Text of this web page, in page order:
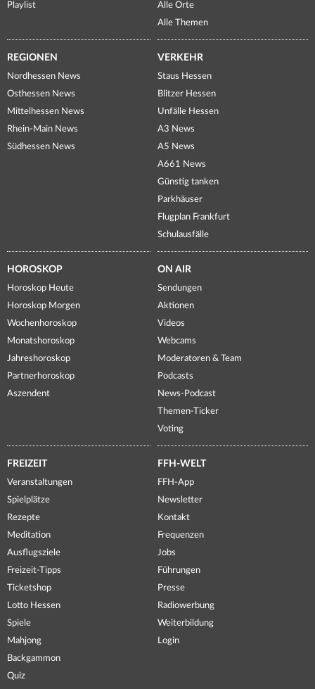
Playlist
Alle Orte
Alle Themen
REGIONEN
Nordhessen News
Osthessen News
Mittelhessen News
Rhein-Main News
Südhessen News
VERKEHR
Staus Hessen
Blitzer Hessen
Unfälle Hessen
A3 News
A5 News
A661 News
Günstig tanken
Parkhäuser
Flugplan Frankfurt
Schulausfälle
HOROSKOP
Horoskop Heute
Horoskop Morgen
Wochenhoroskop
Monatshoroskop
Jahreshoroskop
Partnerhoroskop
Aszendent
ON AIR
Sendungen
Aktionen
Videos
Webcams
Moderatoren & Team
Podcasts
News-Podcast
Themen-Ticker
Voting
FREIZEIT
Veranstaltungen
Spielplätze
Rezepte
Meditation
Ausflugsziele
Freizeit-Tipps
Ticketshop
Lotto Hessen
Spiele
Mahjong
Backgammon
Quiz
FFH-WELT
FFH-App
Newsletter
Kontakt
Frequenzen
Jobs
Führungen
Presse
Radiowerbung
Weiterbildung
Login